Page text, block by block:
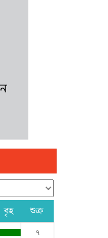
বৃহ শুক্র
৭